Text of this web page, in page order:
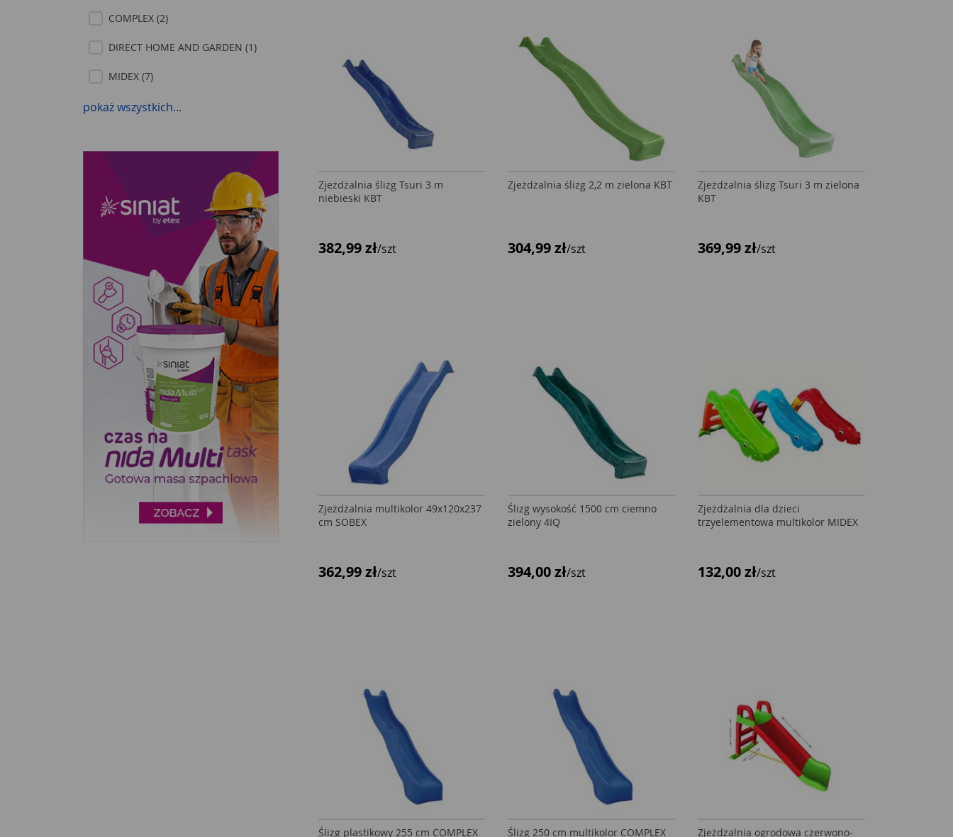
COMPLEX (2)
DIRECT HOME AND GARDEN (1)
MIDEX (7)
SMART4PLAY (6)
pokaż wszystkich...
Zjeżdżalnia ślizg Tsuri 3 m
niebieski KBT
382,99 zł/szt
Zjeżdżalnia ślizg 2,2 m zielona KBT
304,99 zł/szt
Zjeżdżalnia ślizg Tsuri 3 m zielona
KBT
369,99 zł/szt
Zjeżdżalnia multikolor 49x120x237
cm SOBEX
362,99 zł/szt
Ślizg wysokość 1500 cm ciemno
zielony 4IQ
394,00 zł/szt
Zjeżdżalnia dla dzieci
trzyelementowa multikolor MIDEX
132,00 zł/szt
Ślizg plastikowy 255 cm COMPLEX Ślizg 250 cm multikolor COMPLEX
Zjeżdzalnia ogrodowa czerwono-